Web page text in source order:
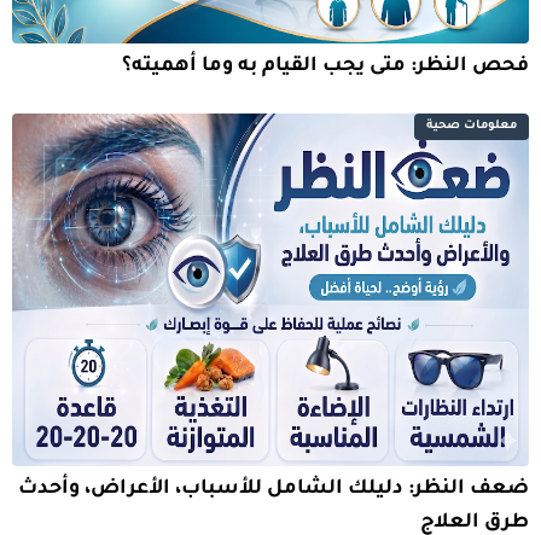
فحص النظر: متى يجب القيام به وما أهميته؟
معلومات صحية
ضعف النظر: دليلك الشامل للأسباب، الأعراض، وأحدث
طرق العلاج